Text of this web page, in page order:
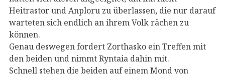
Heitrastor und Anploru zu überlassen, die nur darauf
warteten sich endlich an ihrem Volk rächen zu
können.
Genau deswegen fordert Zorthasko ein Treffen mit
den beiden und nimmt Ryntaia dahin mit.
Schnell stehen die beiden auf einem Mond von